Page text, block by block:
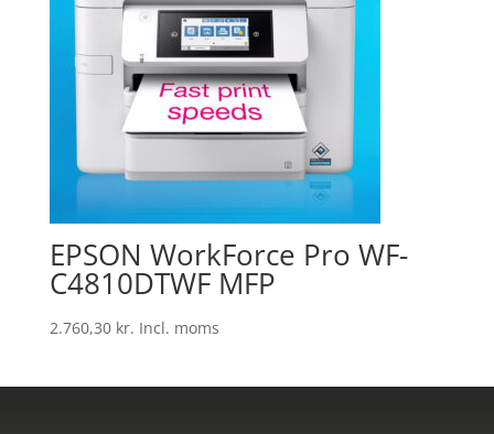
EPSON WorkForce Pro WF-
C4810DTWF MFP
2.760,30 kr. Incl. moms